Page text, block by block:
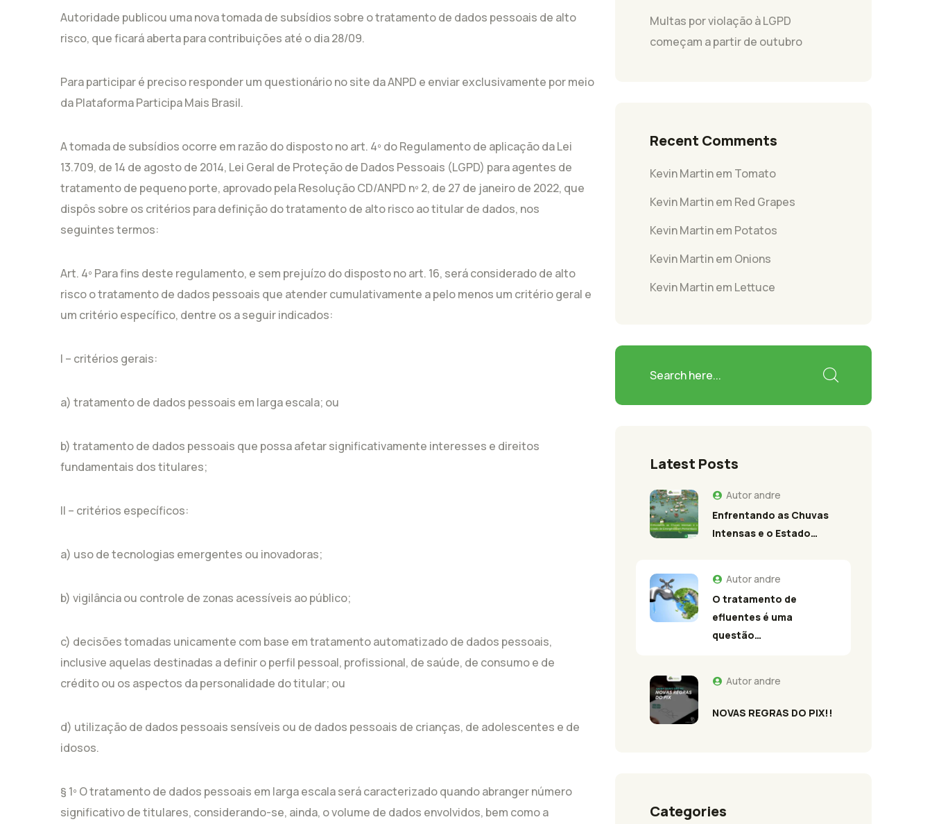
Autoridade publicou uma nova tomada de subsídios sobre o tratamento de dados pessoais de alto
risco, que ficará aberta para contribuições até o dia 28/09.
Para participar é preciso responder um questionário no site da ANPD e enviar exclusivamente por meio
da Plataforma Participa Mais Brasil.
A tomada de subsídios ocorre em razão do disposto no art. 4º do Regulamento de aplicação da Lei
13.709, de 14 de agosto de 2014, Lei Geral de Proteção de Dados Pessoais (LGPD) para agentes de
tratamento de pequeno porte, aprovado pela Resolução CD/ANPD nº 2, de 27 de janeiro de 2022, que
dispôs sobre os critérios para definição do tratamento de alto risco ao titular de dados, nos
seguintes termos:
Art. 4º Para fins deste regulamento, e sem prejuízo do disposto no art. 16, será considerado de alto
risco o tratamento de dados pessoais que atender cumulativamente a pelo menos um critério geral e
um critério específico, dentre os a seguir indicados:
I – critérios gerais:
a) tratamento de dados pessoais em larga escala; ou
b) tratamento de dados pessoais que possa afetar significativamente interesses e direitos
fundamentais dos titulares;
II – critérios específicos:
a) uso de tecnologias emergentes ou inovadoras;
b) vigilância ou controle de zonas acessíveis ao público;
c) decisões tomadas unicamente com base em tratamento automatizado de dados pessoais,
inclusive aquelas destinadas a definir o perfil pessoal, profissional, de saúde, de consumo e de
crédito ou os aspectos da personalidade do titular; ou
d) utilização de dados pessoais sensíveis ou de dados pessoais de crianças, de adolescentes e de
idosos.
§ 1º O tratamento de dados pessoais em larga escala será caracterizado quando abranger número
significativo de titulares, considerando-se, ainda, o volume de dados envolvidos, bem como a
Multas por violação à LGPD
começam a partir de outubro
Recent Comments
Kevin Martinem Tomato
Kevin Martinem Red Grapes
Kevin Martinem Potatos
Kevin Martinem Onions
Kevin Martinem Lettuce
Latest Posts
Autor andre
Enfrentando as Chuvas
Intensas e o Estado…
Autorandre
O tratamento de
efluentes é uma
questão…
Autor andre
NOVAS REGRAS DO PIX!!
Categories